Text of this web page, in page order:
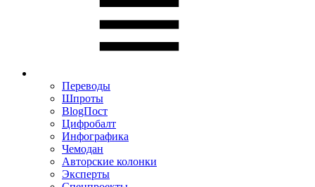
Переводы
Шпроты
BlogПост
Цифробалт
Инфографика
Чемодан
Авторские колонки
Эксперты